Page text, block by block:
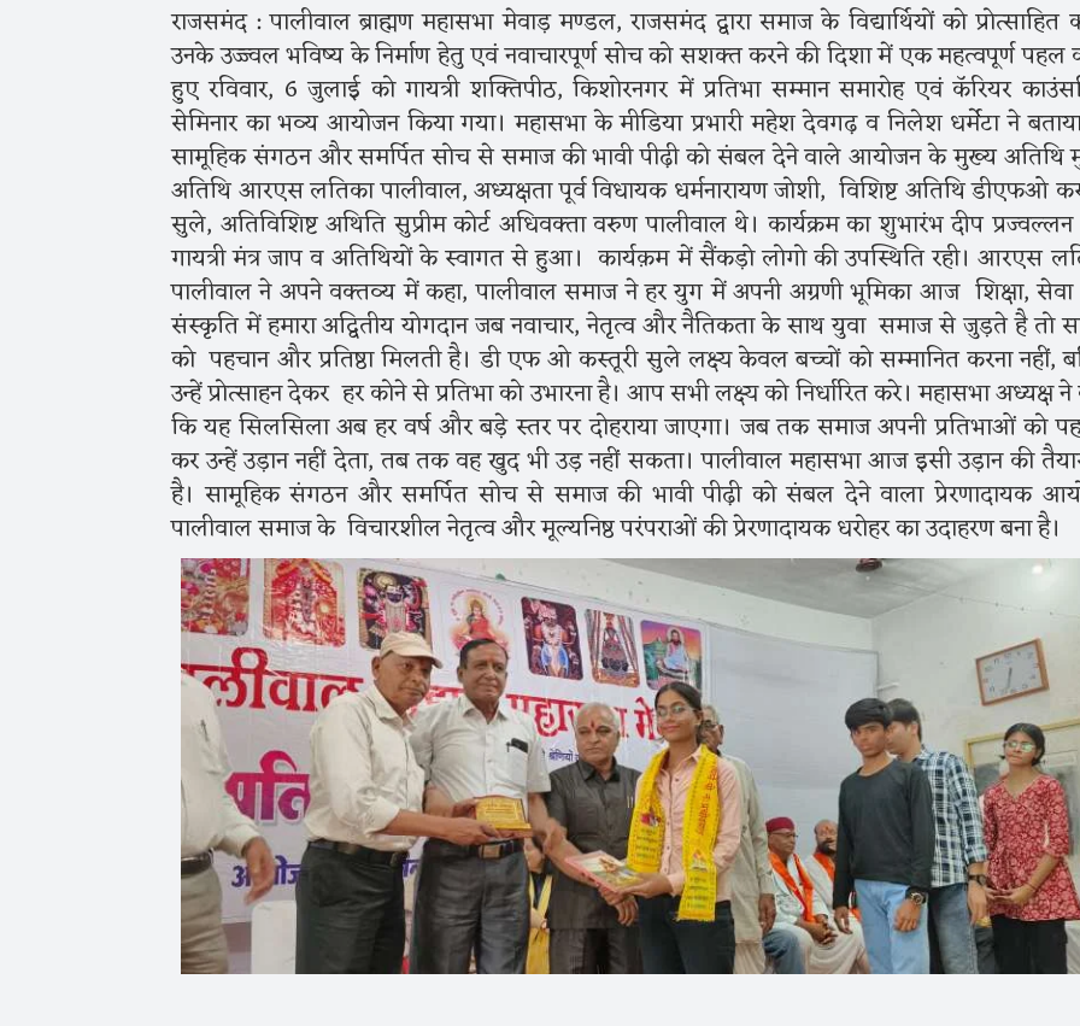
राजसमंद : पालीवाल ब्राह्मण महासभा मेवाड़ मण्डल, राजसमंद द्वारा समाज के विद्यार्थियों को प्रोत्साहित
उनके उज्ज्वल भविष्य के निर्माण हेतु एवं नवाचारपूर्ण सोच को सशक्त करने की दिशा में एक महत्वपूर्ण पहल
हुए रविवार, 6 जुलाई को गायत्री शक्तिपीठ, किशोरनगर में प्रतिभा सम्मान समारोह एवं कॅरियर
सेमिनार का भव्य आयोजन किया गया। महासभा के मीडिया प्रभारी महेश देवगढ़ व निलेश धर्मेटा ने
सामूहिक संगठन और समर्पित सोच से समाज की भावी पीढ़ी को संबल देने वाले आयोजन के मुख्य अतिथि
अतिथि आरएस लतिका पालीवाल, अध्यक्षता पूर्व विधायक धर्मनारायण जोशी, विशिष्ट अतिथि डीएफओ
सुले, अतिविशिष्ट अथिति सुप्रीम कोर्ट अधिवक्ता वरुण पालीवाल थे। कार्यक्रम का शुभारंभ दीप
गायत्री मंत्र जाप व अतिथियों के स्वागत से हुआ। कार्यक़म में सैंकड़ो लोगो की उपस्थिति रही। आरएस
पालीवाल ने अपने वक्तव्य में कहा, पालीवाल समाज ने हर युग में अपनी अग्रणी भूमिका आज शिक्षा,
संस्कृति में हमारा अद्वितीय योगदान जब नवाचार, नेतृत्व और नैतिकता के साथ युवा समाज से जुड़ते है तो
को पहचान और प्रतिष्ठा मिलती है। डी एफ ओ कस्तूरी सुले लक्ष्य केवल बच्चों को सम्मानित करना नहीं,
उन्हें प्रोत्साहन देकर हर कोने से प्रतिभा को उभारना है। आप सभी लक्ष्य को निर्धारित करे। महासभा अध्यक्ष
कि यह सिलसिला अब हर वर्ष और बड़े स्तर पर दोहराया जाएगा। जब तक समाज अपनी प्रतिभाओं को
कर उन्हें उड़ान नहीं देता, तब तक वह खुद भी उड़ नहीं सकता। पालीवाल महासभा आज इसी उड़ान की
है। सामूहिक संगठन और समर्पित सोच से समाज की भावी पीढ़ी को संबल देने वाला प्रेरणादायक
पालीवाल समाज के विचारशील नेतृत्व और मूल्यनिष्ठ परंपराओं की प्रेरणादायक धरोहर का उदाहरण बना है।